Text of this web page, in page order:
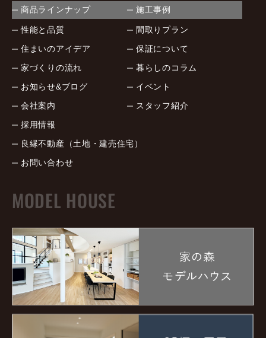
商品ラインナップ 施工事例
性能と品質
間取りプラン
住まいのアイデア
保証について
家づくりの流れ
暮らしのコラム
お知らせ&ブログ
イベント
会社案内
スタッフ紹介
採用情報
良縁不動産（土地・建売住宅）
お問い合わせ
MODEL HOUSE